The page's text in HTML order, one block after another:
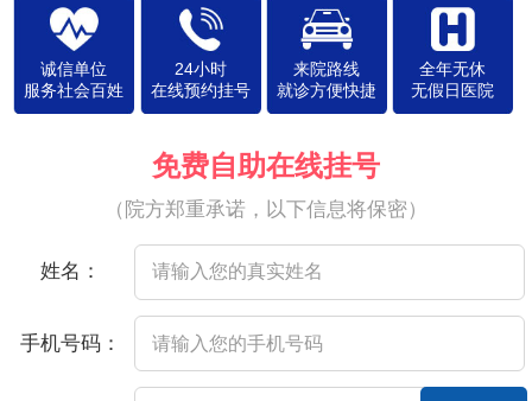
诚信单位
服务社会百姓
24小时
在线预约挂号
来院路线
就诊方便快捷
全年无休
无假日医院
免费自助在线挂号
（院方郑重承诺，以下信息将保密）
姓名：
手机号码：